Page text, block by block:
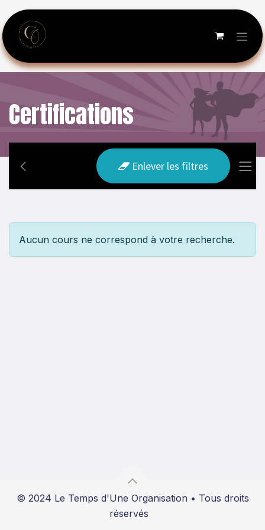
Se rendre au contenu
Certifications
Enlever les filtres
Aucun cours ne correspond à votre recherche.
© 2024 Le Temps d'Une Organisation • Tous droits
réservés